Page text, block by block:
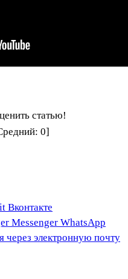
статью!
0]
Вконтакте
Messenger WhatsApp
через электронную почту